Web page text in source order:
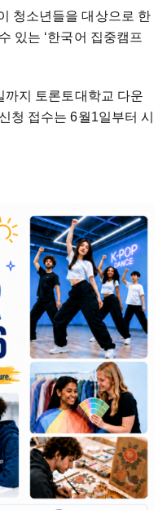
청소년들을 대상으로 한
있는 ‘한국어 집중캠프
지 토론토대학교 다운
청 접수는 6월1일부터 시